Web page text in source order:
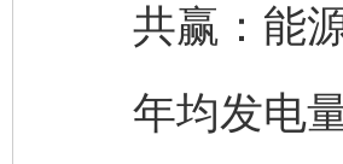
共赢：能源
年均发电量